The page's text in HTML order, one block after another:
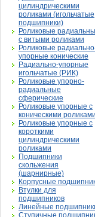
цилиндрическими
роликами (игольчатые
подшипники)
Роликовые
с витыми роликами
Роликовые
упорные конические
Радиально-упорные
игольчатые (РИК)
Роликовые упорно-
радиальные
сферические
Роликовые упорные с
коническими роликами
Роликовые упорные с
короткими
цилиндрическими
роликами
Подшипники
скольжения
(шарнирные)
Корпусные
Втулки для
подшипников
Линейные
Ступичные